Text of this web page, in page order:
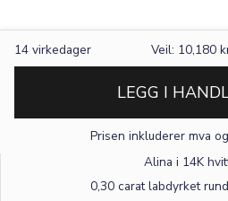
14 virkedager Veil: 10,180
LEGG I
Prisen inkluderer mva
Alina i 14K
0,30 carat labdyrket